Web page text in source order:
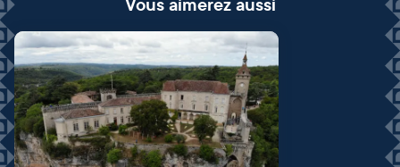
Vous aimerez aussi